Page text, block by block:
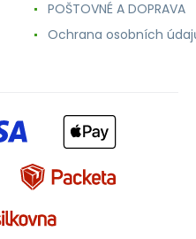
POŠTOVNÉ A DOPRAVA
Ochrana osobních